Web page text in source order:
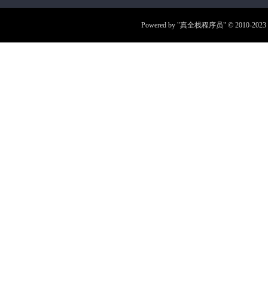
Powered by "真全栈程序员" © 2010-2023